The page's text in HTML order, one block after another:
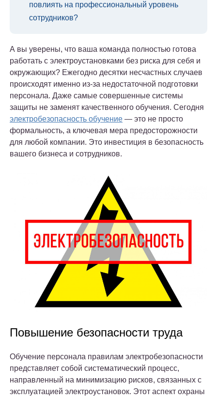
повлиять на профессиональный уровень
сотрудников?
А вы уверены, что ваша команда полностью готова
работать с электроустановками без риска для себя и
окружающих? Ежегодно десятки несчастных случаев
происходят именно из-за недостаточной подготовки
персонала. Даже самые совершенные системы
защиты не заменят качественного обучения. Сегодня
электробезопасность обучение — это не просто
формальность, а ключевая мера предосторожности
для любой компании. Это инвестиция в безопасность
вашего бизнеса и сотрудников.
Повышение безопасности труда
Обучение персонала правилам электробезопасности
представляет собой систематический процесс,
направленный на минимизацию рисков, связанных с
эксплуатацией электроустановок. Этот аспект охраны